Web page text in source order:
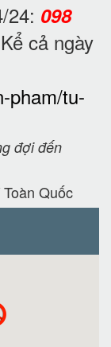
24: 098
cả ngày
pham/tu-
đợi đến
Quốc